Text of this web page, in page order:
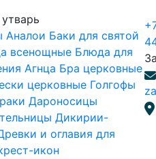
Аналои Баки для святой
всенощные Блюда для
Агнца Бра церковные
церковные Голгофы
Дароносицы
Дикирии-
и оглавия для
икон